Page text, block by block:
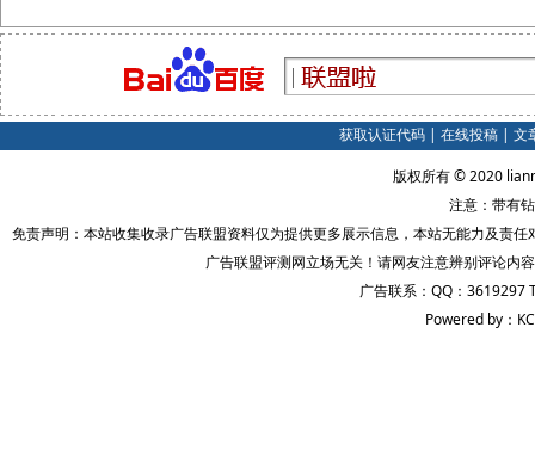
获取认证代码| 在线投稿| 文
版权所有 © 2020
注意：带有
免责声明：本站收集收录广告联盟资料仅为提供更多展示信息，本站无能力及责
广告联盟评测网立场无关！请网友注意辨别评论内
广告联系：QQ：3619297
Powered by：